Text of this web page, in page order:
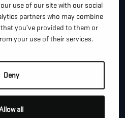
use of our site with our social
partners who may combine
you’ve provided to them or
your use of their services.
Deny
all
om meer informatie te
of gewoon om even
*